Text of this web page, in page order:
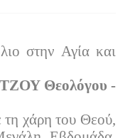
στην Αγία και
Θεολόγου -
χάρη του Θεού,